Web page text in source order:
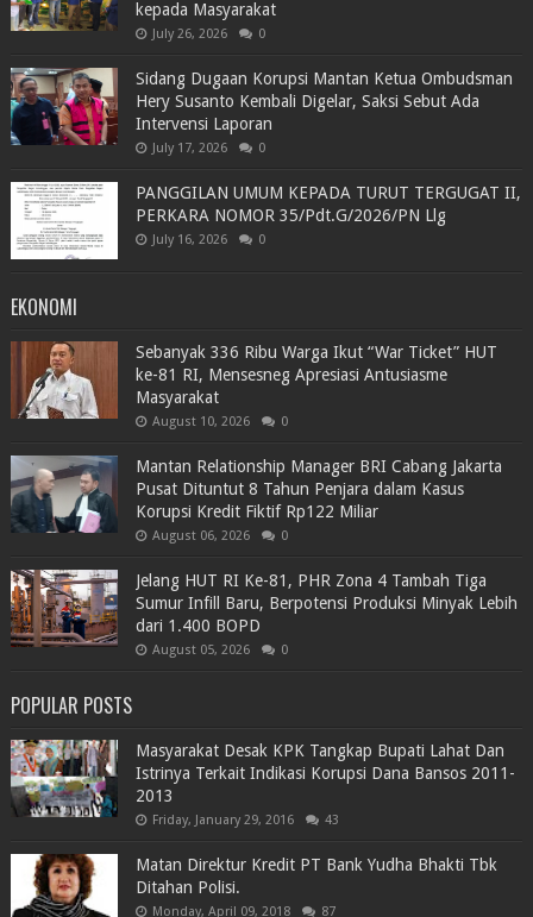
kepada Masyarakat
July 26, 2026 0
Sidang Dugaan Korupsi Mantan Ketua Ombudsman
Hery Susanto Kembali Digelar, Saksi Sebut Ada
Intervensi Laporan
July 17, 2026 0
PANGGILAN UMUM KEPADA TURUT TERGUGAT II,
PERKARA NOMOR 35/Pdt.G/2026/PN Llg
July 16, 2026 0
EKONOMI
Sebanyak 336 Ribu Warga Ikut “War Ticket” HUT
ke-81 RI, Mensesneg Apresiasi Antusiasme
Masyarakat
August 10, 2026 0
Mantan Relationship Manager BRI Cabang Jakarta
Pusat Dituntut 8 Tahun Penjara dalam Kasus
Korupsi Kredit Fiktif Rp122 Miliar
August 06, 2026 0
Jelang HUT RI Ke-81, PHR Zona 4 Tambah Tiga
Sumur Infill Baru, Berpotensi Produksi Minyak Lebih
dari 1.400 BOPD
August 05, 2026 0
POPULAR POSTS
Masyarakat Desak KPK Tangkap Bupati Lahat Dan
Istrinya Terkait Indikasi Korupsi Dana Bansos 2011-
2013
Friday, January 29, 2016 43
Matan Direktur Kredit PT Bank Yudha Bhakti Tbk
Ditahan Polisi.
Monday, April 09, 2018 87